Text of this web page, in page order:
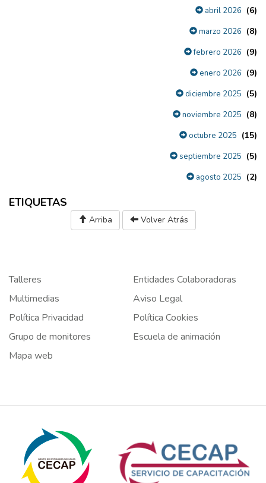
abril 2026 (6)
marzo 2026 (8)
febrero 2026 (9)
enero 2026 (9)
diciembre 2025 (5)
noviembre 2025 (8)
octubre 2025 (15)
septiembre 2025 (5)
agosto 2025 (2)
ETIQUETAS
Arriba Volver Atrás
Talleres
Entidades Colaboradoras
Multimedias
Aviso Legal
Política Privacidad
Política Cookies
Grupo de monitores
Escuela de animación
Mapa web